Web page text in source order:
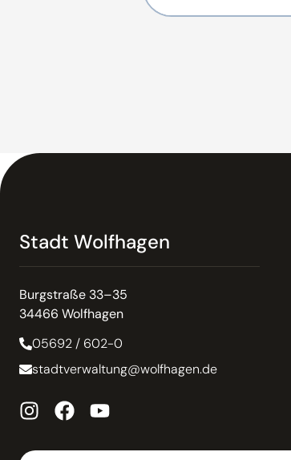
Stadt Wolfhagen
Burgstraße 33–35
34466 Wolfhagen
05692 / 602-0
stadtverwaltung@wolfhagen.de